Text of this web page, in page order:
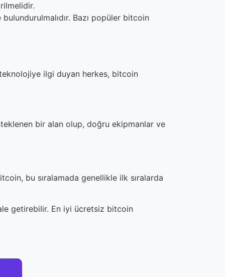
Bazı popüler bitcoin
ilgi duyan herkes, bitcoin
bir alan olup, doğru ekipmanlar ve
bu sıralamada genellikle ilk sıralarda
getirebilir. En iyi ücretsiz bitcoin